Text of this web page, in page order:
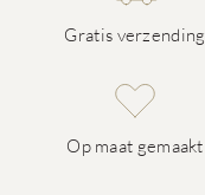
Gratis verzending
Op maat gemaakt